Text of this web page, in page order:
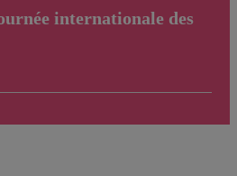
internationale des